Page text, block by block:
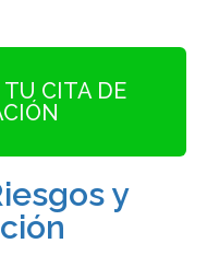
CITA DE
y